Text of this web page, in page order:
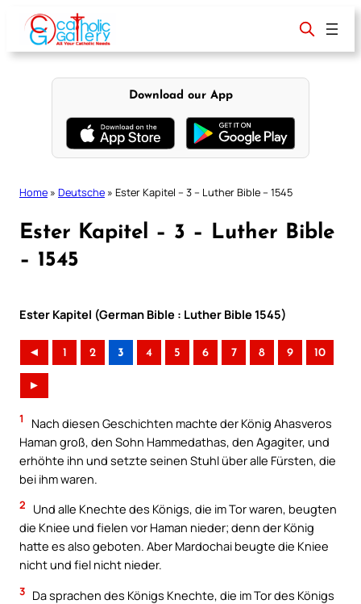
content
Download our App
Home » Deutsche » Ester Kapitel – 3 – Luther Bible – 1545
Ester Kapitel – 3 – Luther Bible
– 1545
Ester Kapitel (German Bible : Luther Bible 1545)
◄ 1 2 3 4 5 6 7 8 9 10
►
1
Nach diesen Geschichten machte der König Ahasveros
Haman groß, den Sohn Hammedathas, den Agagiter, und
erhöhte ihn und setzte seinen Stuhl über alle Fürsten, die
bei ihm waren.
2
Und alle Knechte des Königs, die im Tor waren, beugten
die Kniee und fielen vor Haman nieder; denn der König
hatte es also geboten. Aber Mardochai beugte die Kniee
nicht und fiel nicht nieder.
3 Da sprachen des Königs Knechte, die im Tor des Königs